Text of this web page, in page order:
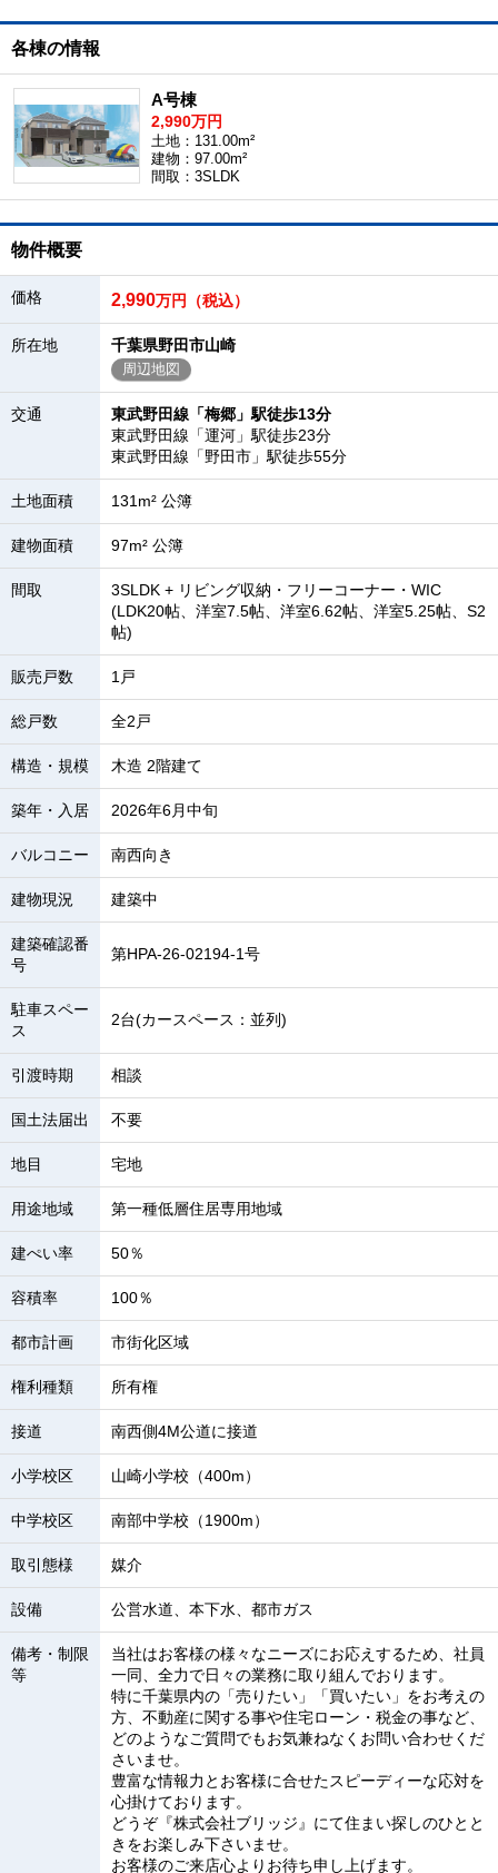
各棟の情報
A号棟
2,990万円
土地：131.00m²
建物：97.00m²
間取：3SLDK
物件概要
価格 2,990万円（税込）
所在地 千葉県野田市山崎
周辺地図
交通
東武野田線「梅郷」駅徒歩13分
東武野田線「運河」駅徒歩23分
東武野田線「野田市」駅徒歩55分
土地面積 131m² 公簿
建物面積 97m² 公簿
間取
3SLDK + リビング収納・フリーコーナー・WIC
(LDK20帖、洋室7.5帖、洋室6.62帖、洋室5.25帖、S2
帖)
販売戸数 1戸
総戸数 全2戸
構造・規模 木造 2階建て
築年・入居 2026年6月中旬
バルコニー 南西向き
建物現況 建築中
建築確認番
号
第HPA-26-02194-1号
駐車スペー
ス
2台(カースペース：並列)
引渡時期 相談
国土法届出 不要
地目 宅地
用途地域 第一種低層住居専用地域
建ぺい率 50％
容積率 100％
都市計画 市街化区域
権利種類 所有権
接道 南西側4M公道に接道
小学校区 山崎小学校（400m）
中学校区 南部中学校（1900m）
取引態様 媒介
設備 公営水道、本下水、都市ガス
備考・制限
等
当社はお客様の様々なニーズにお応えするため、社員
一同、全力で日々の業務に取り組んでおります。
特に千葉県内の「売りたい」「買いたい」をお考えの
方、不動産に関する事や住宅ローン・税金の事など、
どのようなご質問でもお気兼ねなくお問い合わせくだ
さいませ。
豊富な情報力とお客様に合せたスピーディーな応対を
心掛けております。
どうぞ『株式会社ブリッジ』にて住まい探しのひとと
きをお楽しみ下さいませ。
お客様のご来店心よりお待ち申し上げます。